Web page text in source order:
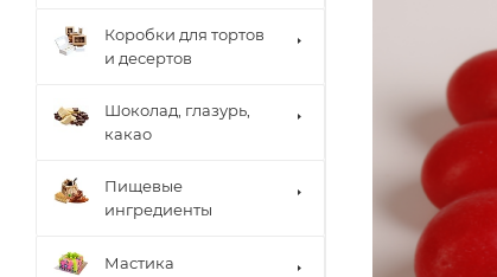
Коробки для тортов
и десертов
Шоколад, глазурь,
какао
Пищевые
ингредиенты
Мастика